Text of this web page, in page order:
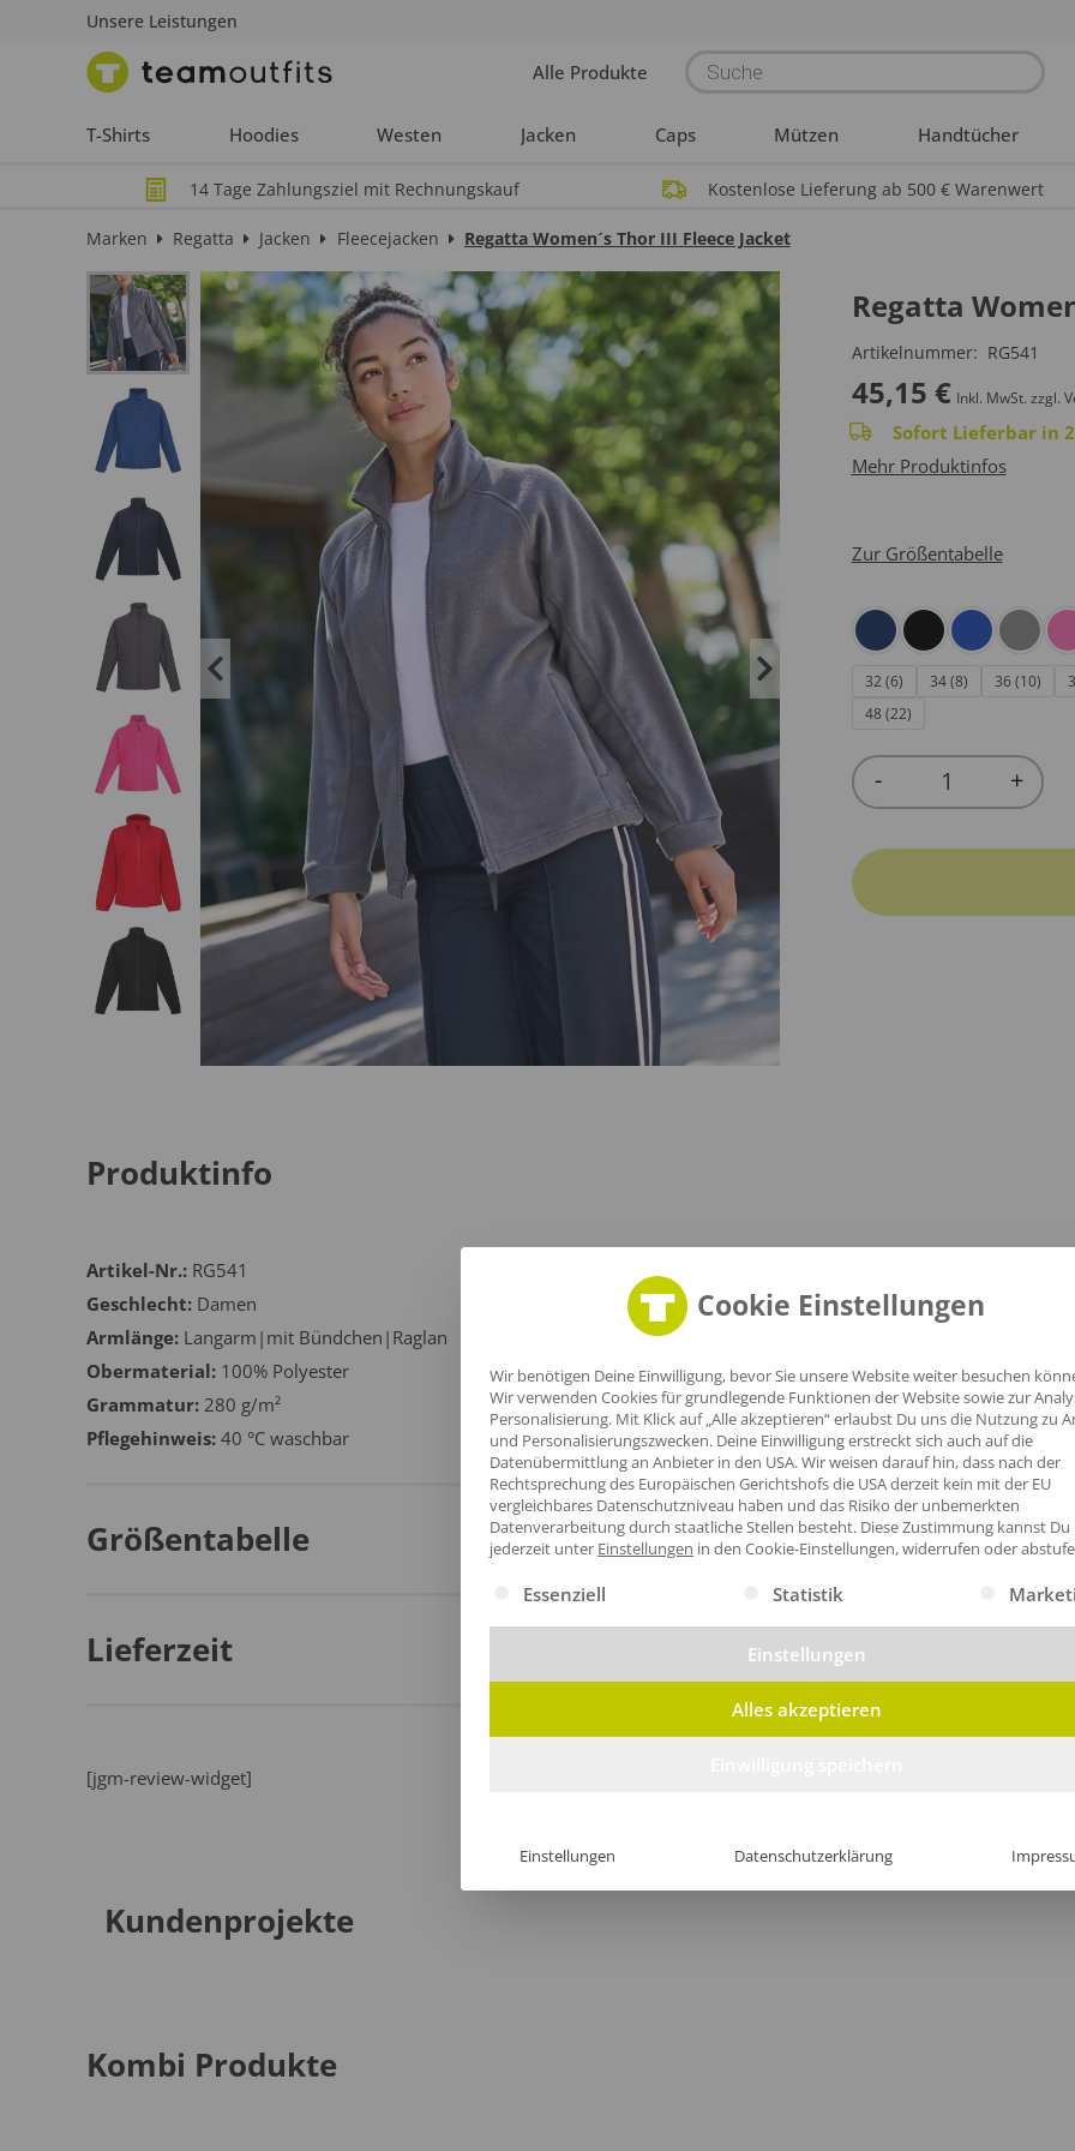
Unsere Leistungen
Alle Produkte Products
search
T-Shirts Hoodies Westen Jacken Caps Mützen Handtücher
14 Tage Zahlungsziel mit Rechnungskauf Kostenlose Lieferung ab 500 € Warenwert
Marken Regatta Jacken Fleecejacken Regatta Women´s Thor III Fleece Jacket
Regatta
Artikelnummer: RG541
45,15 € Inkl. MwSt. zzgl.
Sofort Lieferbar in
Mehr Produktinfos
Zur Größentabelle
32 (6) 34 (8) 36 (10)
48 (22)
Quantity
- +
Produktinfo
Artikel-Nr.: RG541
Geschlecht: Damen
Armlänge: Langarm|mit Bündchen|Raglan
Obermaterial: 100% Polyester
Grammatur: 280 g/m²
Pflegehinweis: 40 °C waschbar
Größentabelle
Lieferzeit
[jgm-review-widget]
Kundenprojekte
Kombi Produkte
Cookie Einstellungen
Wir benötigen Deine Einwilligung, bevor Sie unsere Website weiter besuchen
Wir verwenden Cookies für grundlegende Funktionen der Website sowie zur
Personalisierung. Mit Klick auf „Alle akzeptieren“ erlaubst Du uns die Nutzung zu
und Personalisierungszwecken. Deine Einwilligung erstreckt sich auch auf die
Datenübermittlung an Anbieter in den USA. Wir weisen darauf hin, dass nach der
Rechtsprechung des Europäischen Gerichtshofs die USA derzeit kein mit der EU
vergleichbares Datenschutzniveau haben und das Risiko der unbemerkten
Datenverarbeitung durch staatliche Stellen besteht. Diese Zustimmung kannst Du
jederzeit unter Einstellungen in den Cookie-Einstellungen, widerrufen oder
Es folgt eine Liste der Service-Gruppen, für die eine Einwilligung
Essenziell Statistik
Einstellungen
Alles akzeptieren
Einstellungen Datenschutzerklärung